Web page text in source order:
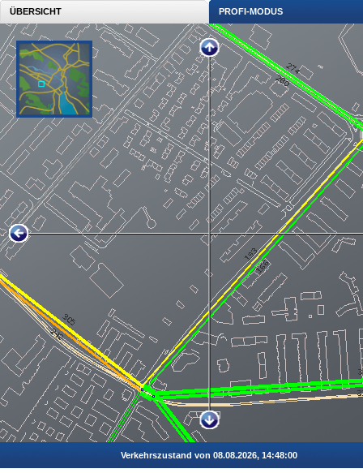
ÜBERSICHT PROFI-MODUS
Verkehrszustand von 08.08.2026, 14:48:00